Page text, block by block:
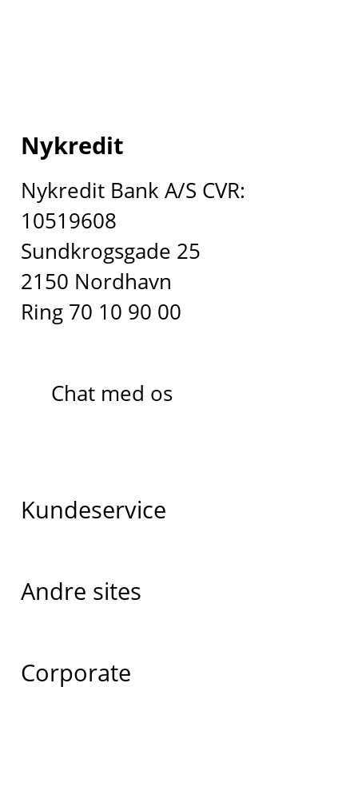
Nykredit
Nykredit Bank A/S CVR:
10519608
Sundkrogsgade 25
2150 Nordhavn
Ring 70 10 90 00
Chat med os
Kundeservice
Andre sites
Corporate